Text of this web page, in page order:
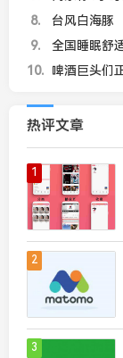
8
台风白海豚
9
全国睡眠舒
10
啤酒巨头们
热评文章
1
2
3